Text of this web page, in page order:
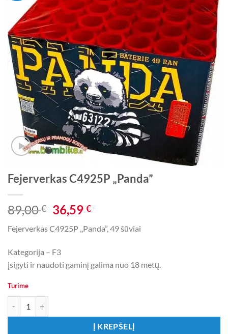
Fejerverkas C4925P „Panda”
89,00€ Original
price
was:
89,00 €.
36,59€Current
is:
Fejerverkas C4925P ,,Panda”, 49 šūviai
Kategorija – F3
Įsigyti ir naudoti gaminį galima nuo 18 metų.
Turime
Į KREPŠELĮ